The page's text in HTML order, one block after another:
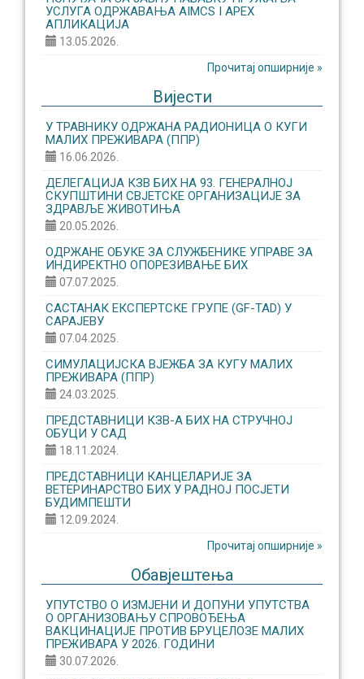
УСЛУГА ОДРЖАВАЊА AIMCS I APEX
АПЛИКАЦИЈА
13.05.2026.
Прочитај опширније »
Вијести
У ТРАВНИКУ ОДРЖАНА РАДИОНИЦА О КУГИ
МАЛИХ ПРЕЖИВАРА (ППР)
16.06.2026.
ДЕЛЕГАЦИЈА КЗВ БИХ НА 93. ГЕНЕРАЛНОЈ
СКУПШТИНИ СВЈЕТСКЕ ОРГАНИЗАЦИЈЕ ЗА
ЗДРАВЉЕ ЖИВОТИЊА
20.05.2026.
ОДРЖАНЕ ОБУКЕ ЗА СЛУЖБЕНИКЕ УПРАВЕ ЗА
ИНДИРЕКТНО ОПОРЕЗИВАЊЕ БИХ
07.07.2025.
САСТАНАК ЕКСПЕРТСКЕ ГРУПЕ (GF-TAD) У
САРАЈЕВУ
07.04.2025.
СИМУЛАЦИЈСКА ВЈЕЖБА ЗА КУГУ МАЛИХ
ПРЕЖИВАРА (ППР)
24.03.2025.
ПРЕДСТАВНИЦИ КЗВ-А БИХ НА СТРУЧНОЈ
ОБУЦИ У САД
18.11.2024.
ПРЕДСТАВНИЦИ КАНЦЕЛАРИЈЕ ЗА
ВЕТЕРИНАРСТВО БИХ У РАДНОЈ ПОСЈЕТИ
БУДИМПЕШТИ
12.09.2024.
Прочитај опширније »
Обавјештења
УПУТСТВО О ИЗМЈЕНИ И ДОПУНИ УПУТСТВА
О ОРГАНИЗОВАЊУ CПРОВОЂЕЊА
ВАКЦИНАЦИЈЕ ПРОТИВ БРУЦЕЛОЗЕ МАЛИХ
ПРЕЖИВАРА У 2026. ГОДИНИ
30.07.2026.